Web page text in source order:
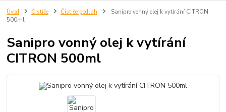
Úvod Čističe Čističe podlah
Sanipro vonný olej k vytírání CITRON
500ml
Sanipro vonný olej k vytírání
CITRON 500ml